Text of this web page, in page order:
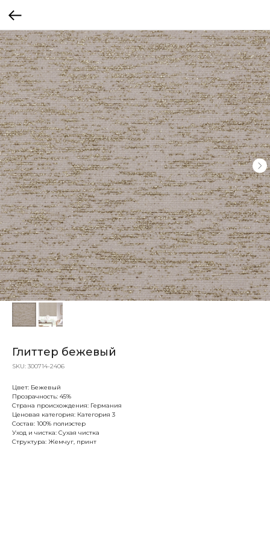
Глиттер бежевый
SKU: 300714-2406
Цвет: Бежевый
Прозрачность: 45%
Страна происхождения: Германия
Ценовая категория: Категория 3
Состав: 100% полиэстер
Уход и чистка: Сухая чистка
Структура: Жемчуг, принт